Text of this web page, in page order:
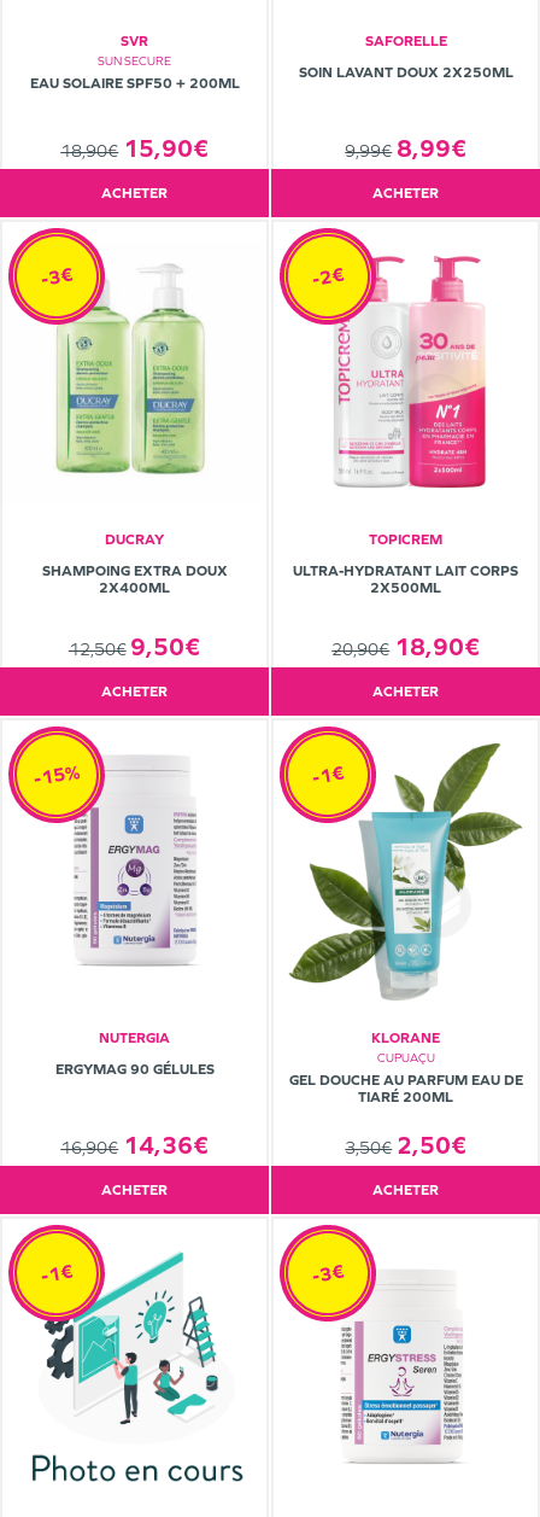
SVR
SUN SECURE
EAU SOLAIRE SPF50 + 200ML
18,90€ 15,90€
ACHETER
SAFORELLE
SOIN LAVANT DOUX 2X250ML
9,99€ 8,99€
ACHETER
DUCRAY
SHAMPOING EXTRA DOUX
2X400ML
12,50€ 9,50€
-3€
ACHETER
TOPICREM
ULTRA-HYDRATANT LAIT CORPS
2X500ML
20,90€ 18,90€
-2€
ACHETER
NUTERGIA
ERGYMAG 90 GÉLULES
16,90€ 14,36€
-15%
ACHETER
KLORANE
CUPUAÇU
GEL DOUCHE AU PARFUM EAU DE
TIARÉ 200ML
3,50€ 2,50€
-1€
ACHETER
-1€ -3€